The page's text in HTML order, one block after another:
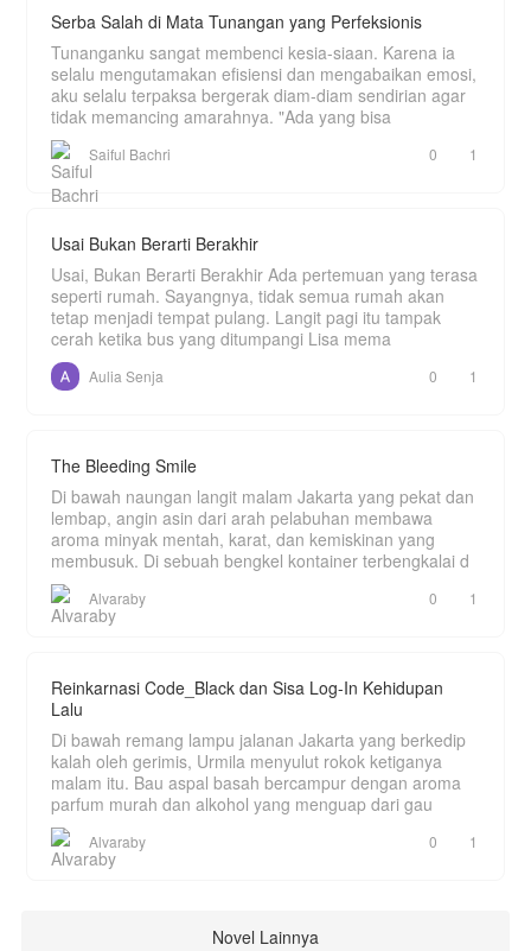
Rinda tidak tahu, jika Keenan adalah calon suami
Dita.
Bagaimana sikap Rinda selanjutnya pada Danis
dan Dita?
Keputusan apa yang akan dipilih Rinda tentang
hanya di NOVEL TOON
Serba Salah di Mata Tunangan yang Perfeksionis
Tunanganku sangat membenci kesia-siaan. Karena ia
selalu mengutamakan efisiensi dan mengabaikan emosi,
aku selalu terpaksa bergerak diam-diam sendirian agar
tidak memancing amarahnya. "Ada yang bisa
Saiful Bachri 0 1
Usai Bukan Berarti Berakhir
Usai, Bukan Berarti Berakhir Ada pertemuan yang terasa
seperti rumah. Sayangnya, tidak semua rumah akan
tetap menjadi tempat pulang. Langit pagi itu tampak
cerah ketika bus yang ditumpangi Lisa mema
Aulia Senja 0 1
The Bleeding Smile
Di bawah naungan langit malam Jakarta yang pekat dan
lembap, angin asin dari arah pelabuhan membawa
aroma minyak mentah, karat, dan kemiskinan yang
membusuk. Di sebuah bengkel kontainer terbengkalai d
Alvaraby 0 1
Reinkarnasi Code_Black dan Sisa Log-In Kehidupan
Lalu
Di bawah remang lampu jalanan Jakarta yang berkedip
kalah oleh gerimis, Urmila menyulut rokok ketiganya
malam itu. Bau aspal basah bercampur dengan aroma
parfum murah dan alkohol yang menguap dari gau
Alvaraby 0 1
Novel Lainnya